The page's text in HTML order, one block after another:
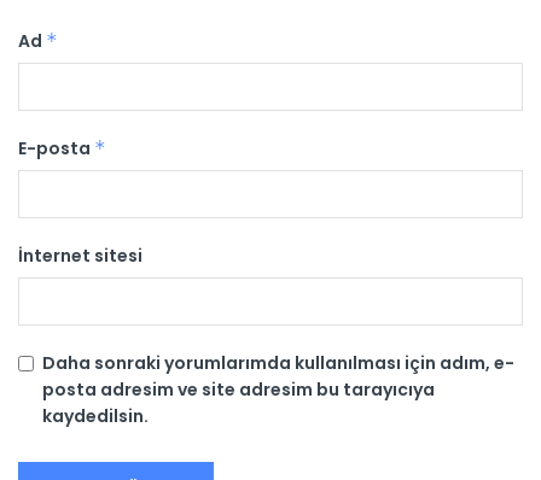
Ad *
E-posta *
İnternet sitesi
Daha sonraki yorumlarımda kullanılması için adım, e-
posta adresim ve site adresim bu tarayıcıya
kaydedilsin.